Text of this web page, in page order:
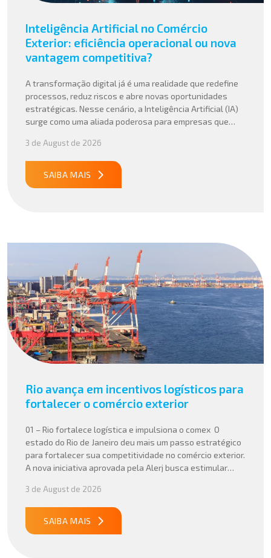
Inteligência Artificial no Comércio
Exterior: eficiência operacional ou nova
vantagem competitiva?
A transformação digital já é uma realidade que redefine
processos, reduz riscos e abre novas oportunidades
estratégicas. Nesse cenário, a Inteligência Artificial (IA)
surge como uma aliada poderosa para empresas que
suas operações internacionais. Mais do que automatizar
tarefas, a IA vem sendo aplicada para interpretar dados
complexos, […]
3 de August de 2026
SAIBA MAIS
Rio avança em incentivos logísticos para
fortalecer o comércio exterior
01 – Rio fortalece logística e impulsiona o comex O
estado do Rio de Janeiro deu mais um passo estratégico
para fortalecer sua competitividade no comércio exterior.
A nova iniciativa aprovada pela Alerj busca estimular
para empresas que atuam com importação e exportação,
especialmente em setores que […]
3 de August de 2026
SAIBA MAIS